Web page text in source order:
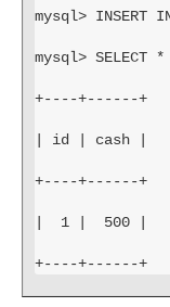
mysql> INSERT
mysql> SELECT *
+----+------+
| id | cash |
+----+------+
|  1 |  500 |
+----+------+